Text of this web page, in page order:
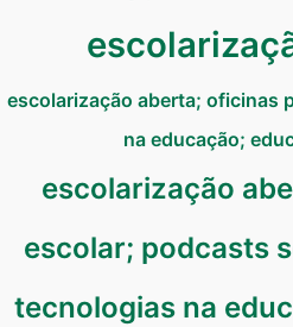
escolarização aberta; oficinas
na educação;
escolarização
escolar; podcasts
tecnologias na